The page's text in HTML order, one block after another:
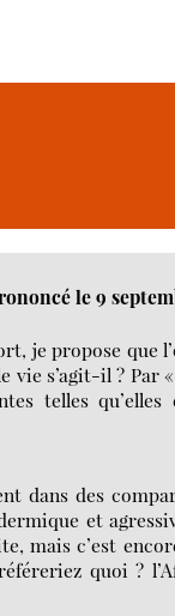
le 9
je propose que
s’agit-il ? Par
telles
dans des
et
mais c’est
quoi ?